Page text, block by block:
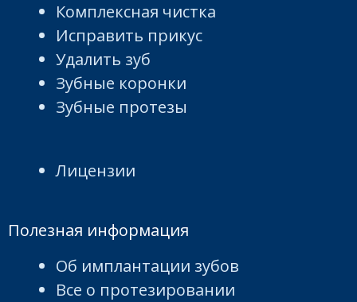
Комплексная чистка
Исправить прикус
Удалить зуб
Зубные коронки
Зубные протезы
Лицензии
Полезная информация
Об имплантации зубов
Все о протезировании